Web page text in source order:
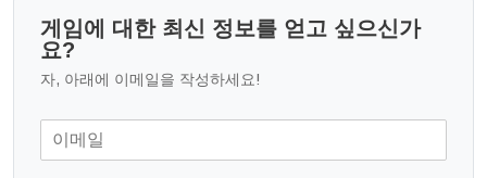
게임에 대한 최신 정보를 얻고 싶으신가
요?
자, 아래에 이메일을 작성하세요!